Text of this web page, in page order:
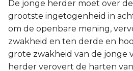
De jonge herder moet over
grootste ingetogenheid in
om de openbare mening,
zwakheid en ten derde en
grote zwakheid van de jonge
herder verovert de harten